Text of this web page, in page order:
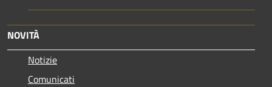
NOVITÀ
Notizie
Comunicati